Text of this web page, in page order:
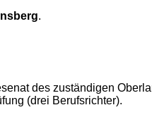
.
des zuständigen
(drei Berufsrichter).